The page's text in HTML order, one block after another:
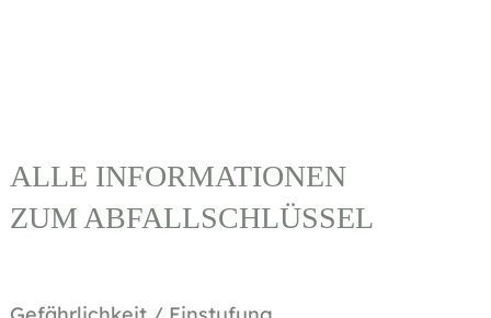
ALLE INFORMATIONEN
ZUM ABFALLSCHLÜSSEL